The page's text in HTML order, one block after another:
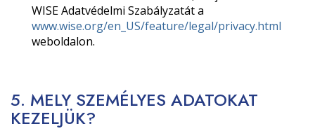
WISE Adatvédelmi Szabályzatát a
www.wise.org/en_US/feature/legal/privacy.html
weboldalon.
5. MELY SZEMÉLYES ADATOKAT
KEZELJÜK?